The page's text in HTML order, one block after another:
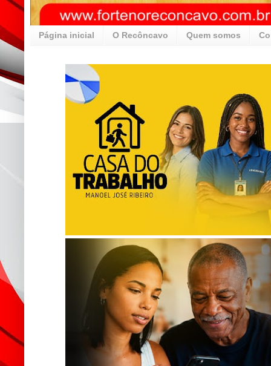
Página inicial O Recôncavo Quem somos